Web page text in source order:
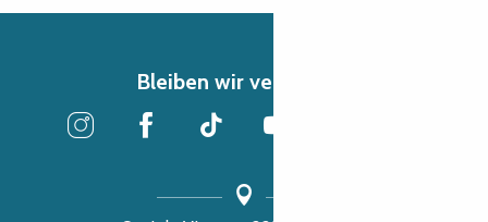
Bleiben wir verbunden